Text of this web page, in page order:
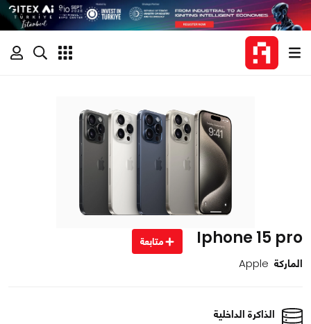
Iphone 15 pro متابعة
الماركة Apple
الذاكرة الداخلية